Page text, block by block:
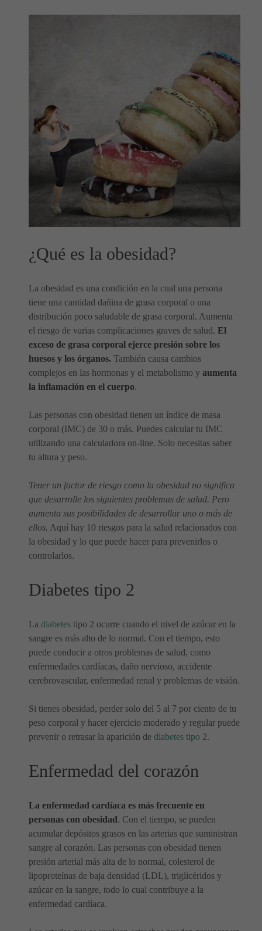
¿Qué es la obesidad?
La obesidad es una condición en la cual una persona
tiene una cantidad dañina de grasa corporal o una
distribución poco saludable de grasa corporal. Aumenta
el riesgo de varias complicaciones graves de salud. El
exceso de grasa corporal ejerce presión sobre los
huesos y los órganos. También causa cambios
complejos en las hormonas y el metabolismo y aumenta
la inflamación en el cuerpo.
Las personas con obesidad tienen un índice de masa
corporal (IMC) de 30 o más. Puedes calcular tu IMC
utilizando una calculadora on-line. Solo necesitas saber
tu altura y peso.
Tener un factor de riesgo como la obesidad no significa
que desarrolle los siguientes problemas de salud. Pero
aumenta sus posibilidades de desarrollar uno o más de
ellos. Aquí hay 10 riesgos para la salud relacionados con
la obesidad y lo que puede hacer para prevenirlos o
controlarlos.
Diabetes tipo 2
La diabetes tipo 2 ocurre cuando el nivel de azúcar en la
sangre es más alto de lo normal. Con el tiempo, esto
puede conducir a otros problemas de salud, como
enfermedades cardíacas, daño nervioso, accidente
cerebrovascular, enfermedad renal y problemas de visión.
Si tienes obesidad, perder solo del 5 al 7 por ciento de tu
peso corporal y hacer ejercicio moderado y regular puede
prevenir o retrasar la aparición de diabetes tipo 2.
Enfermedad del corazón
La enfermedad cardíaca es más frecuente en
personas con obesidad. Con el tiempo, se pueden
acumular depósitos grasos en las arterias que suministran
sangre al corazón. Las personas con obesidad tienen
presión arterial más alta de lo normal, colesterol de
lipoproteínas de baja densidad (LDL), triglicéridos y
azúcar en la sangre, todo lo cual contribuye a la
enfermedad cardíaca.